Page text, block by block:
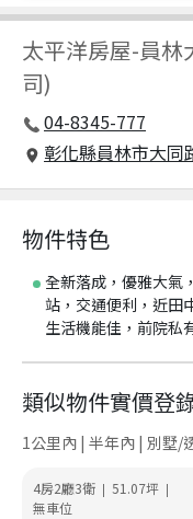
太平洋房屋-員林
司)
04-8345-777
彰化縣員林市大同
物件特色
全新落成，優雅大氣
站，交通便利，近田
生活機能佳，前院私
類似物件實價登
1公里內 | 半年內 | 別墅/
4房2廳3衛 | 51.07坪 |
無車位